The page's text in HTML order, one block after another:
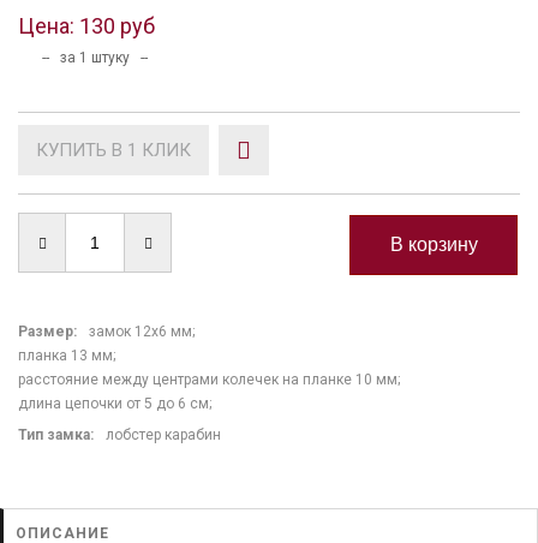
Цена: 130 руб
-- за 1 штуку --
КУПИТЬ В 1 КЛИК
Размер:
замок 12х6 мм;
планка 13 мм;
расстояние между центрами колечек на планке 10 мм;
длина цепочки от 5 до 6 см;
Тип замка: лобстер карабин
ОПИСАНИЕ